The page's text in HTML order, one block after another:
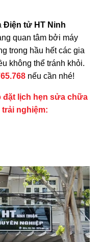
Điện tử HT Ninh
quan tâm bởi máy
trong hầu hết các gia
không thể tránh khỏi.
nếu cần nhé!
đặt lịch hẹn sửa chữa
nghiệm: